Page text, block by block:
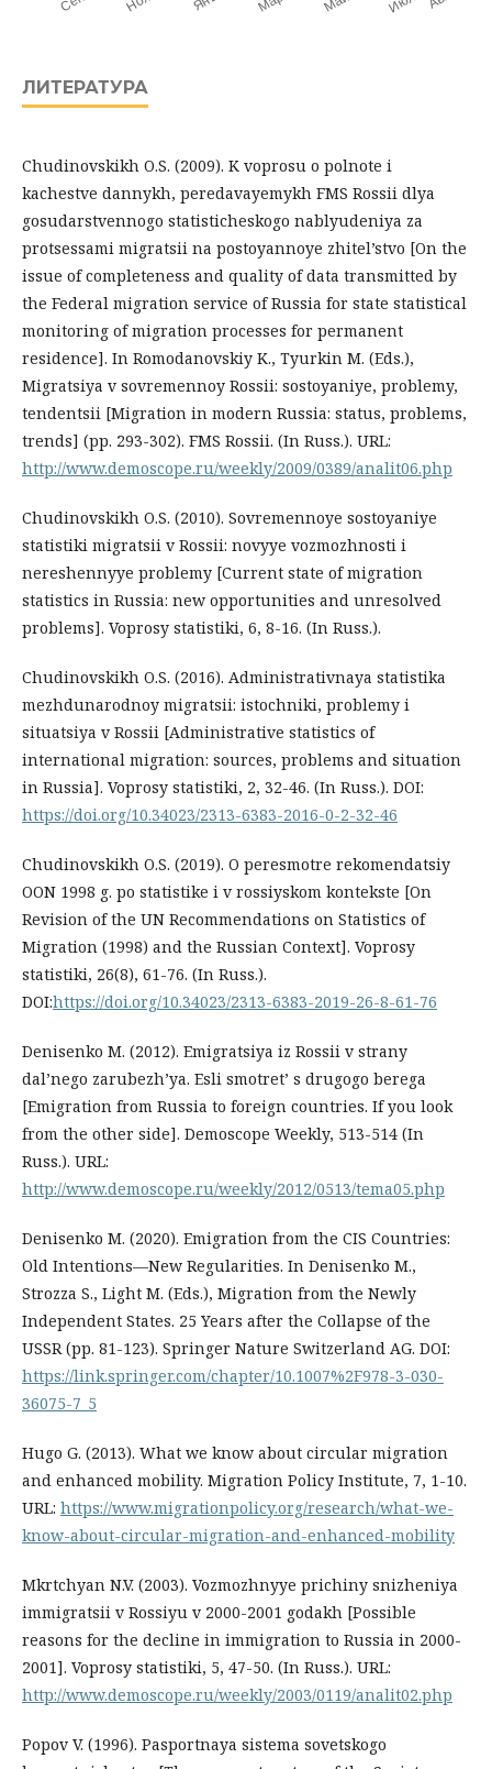
ЛИТЕРАТУРА
Chudinovskikh O.S. (2009). K voprosu o polnote i
kachestve dannykh, peredavayemykh FMS Rossii dlya
gosudarstvennogo statisticheskogo nablyudeniya za
protsessami migratsii na postoyannoye zhitel’stvo [On the
issue of completeness and quality of data transmitted by
the Federal migration service of Russia for state statistical
monitoring of migration processes for permanent
residence]. In Romodanovskiy K., Tyurkin M. (Eds.),
Migratsiya v sovremennoy Rossii: sostoyaniye, problemy,
tendentsii [Migration in modern Russia: status, problems,
trends] (pp. 293-302). FMS Rossii. (In Russ.). URL:
http://www.demoscope.ru/weekly/2009/0389/analit06.php
Chudinovskikh O.S. (2010). Sovremennoye sostoyaniye
statistiki migratsii v Rossii: novyye vozmozhnosti i
nereshennyye problemy [Current state of migration
statistics in Russia: new opportunities and unresolved
problems]. Voprosy statistiki, 6, 8-16. (In Russ.).
Chudinovskikh O.S. (2016). Administrativnaya statistika
mezhdunarodnoy migratsii: istochniki, problemy i
situatsiya v Rossii [Administrative statistics of
international migration: sources, problems and situation
in Russia]. Voprosy statistiki, 2, 32-46. (In Russ.). DOI:
https://doi.org/10.34023/2313-6383-2016-0-2-32-46
Chudinovskikh O.S. (2019). O peresmotre rekomendatsiy
OON 1998 g. po statistike i v rossiyskom kontekste [On
Revision of the UN Recommendations on Statistics of
Migration (1998) and the Russian Context]. Voprosy
statistiki, 26(8), 61-76. (In Russ.).
DOI:https://doi.org/10.34023/2313-6383-2019-26-8-61-76
Denisenko M. (2012). Emigratsiya iz Rossii v strany
dal’nego zarubezh’ya. Esli smotret’ s drugogo berega
[Emigration from Russia to foreign countries. If you look
from the other side]. Demoscope Weekly, 513-514 (In
Russ.). URL:
http://www.demoscope.ru/weekly/2012/0513/tema05.php
Denisenko M. (2020). Emigration from the CIS Countries:
Old Intentions—New Regularities. In Denisenko M.,
Strozza S., Light M. (Eds.), Migration from the Newly
Independent States. 25 Years after the Collapse of the
USSR (pp. 81-123). Springer Nature Switzerland AG. DOI:
https://link.springer.com/chapter/10.1007%2F978-3-030-
36075-7_5
Hugo G. (2013). What we know about circular migration
and enhanced mobility. Migration Policy Institute, 7, 1-10.
URL: https://www.migrationpolicy.org/research/what-we-
know-about-circular-migration-and-enhanced-mobility
Mkrtchyan N.V. (2003). Vozmozhnyye prichiny snizheniya
immigratsii v Rossiyu v 2000-2001 godakh [Possible
reasons for the decline in immigration to Russia in 2000-
2001]. Voprosy statistiki, 5, 47-50. (In Russ.). URL:
http://www.demoscope.ru/weekly/2003/0119/analit02.php
Popov V. (1996). Pasportnaya sistema sovetskogo